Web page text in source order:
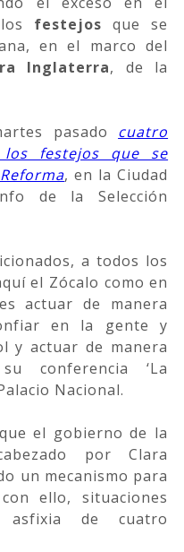
festejos que se
en el marco del
Inglaterra, de la
pasado cuatro
festejos que se
, en la Ciudad
de la Selección
a todos los
el Zócalo como en
actuar de manera
en la gente y
y actuar de manera
conferencia ‘La
Nacional.
el gobierno de la
por Clara
un mecanismo para
ello, situaciones
de cuatro